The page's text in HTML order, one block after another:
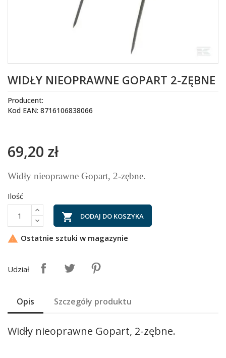
WIDŁY NIEOPRAWNE GOPART 2-ZĘBNE
Producent:
Kod EAN: 8716106838066
69,20 zł
Widły nieoprawne Gopart, 2-zębne.
Ilość
 DODAJ DO KOSZYKA
 Ostatnie sztuki w magazynie
Udział
Opis Szczegóły produktu
Widły nieoprawne Gopart, 2-zębne.